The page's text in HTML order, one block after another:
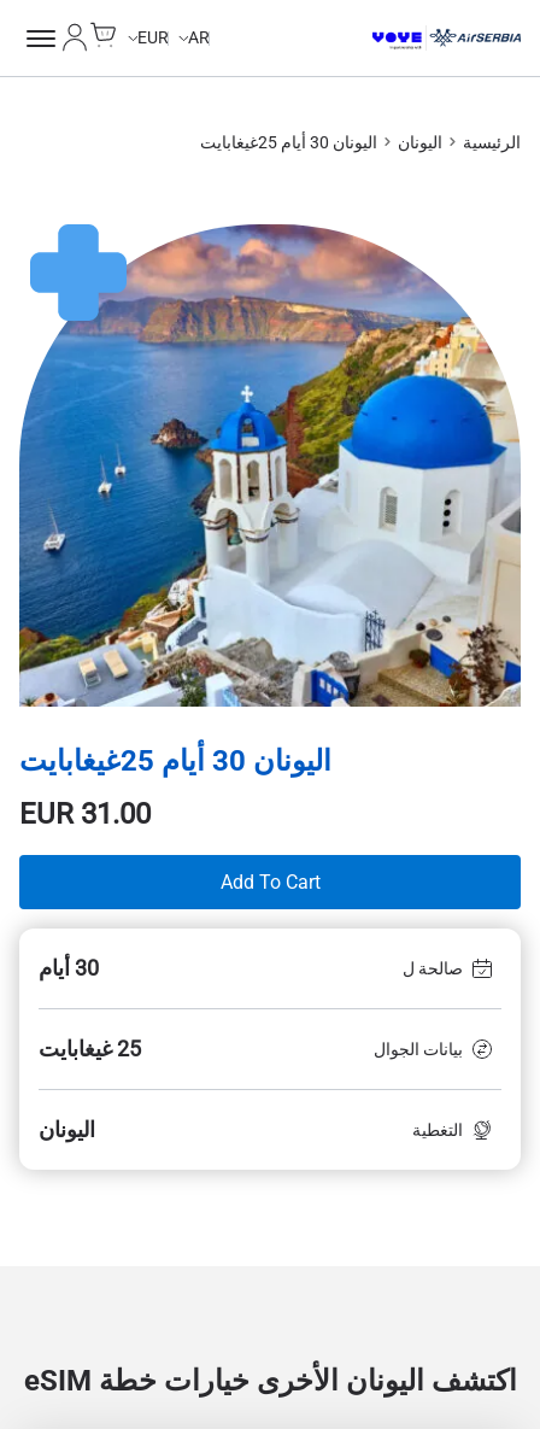
AR
EUR
الرئيسية اليونان اليونان 30 أيام 25غيغابايت
اليونان 30 أيام 25غيغابايت
EUR31.00
Add To Cart
صالحة ل 30 أيام
بيانات الجوال 25 غيغابايت
التغطية اليونان
اكتشف اليونان الأخرى خيارات خطة eSIM